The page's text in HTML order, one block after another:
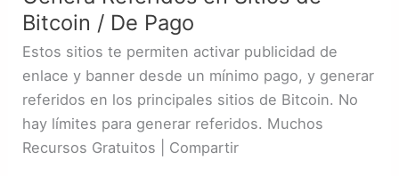
Bitcoin / De Pago
Estos sitios te permiten activar publicidad de
enlace y banner desde un mínimo pago, y generar
referidos en los principales sitios de Bitcoin. No
hay límites para generar referidos. Muchos
Recursos Gratuitos | Compartir
Sitios
de
Bitcoin
De
Pago